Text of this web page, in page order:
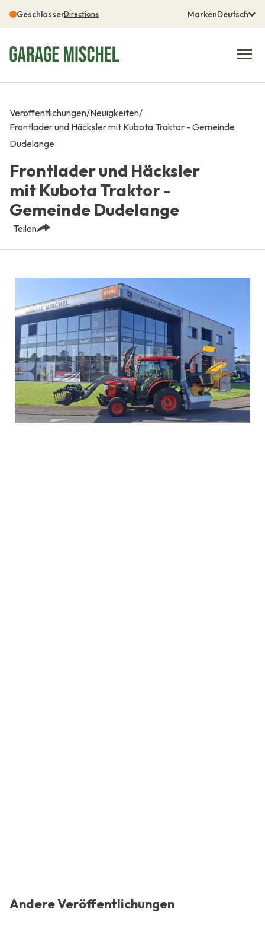
GeschlossenDirections MarkenDeutsch
Über uns
Garantieanspruch
Betriebserlaubnis
Datenschutzrichtlinie
Kontakt
Veröffentlichungen/Neuigkeiten/
Frontlader und Häcksler mit Kubota Traktor - Gemeinde
Dudelange
Frontlader und Häcksler
mit Kubota Traktor -
Gemeinde Dudelange
Teilen
Andere Veröffentlichungen